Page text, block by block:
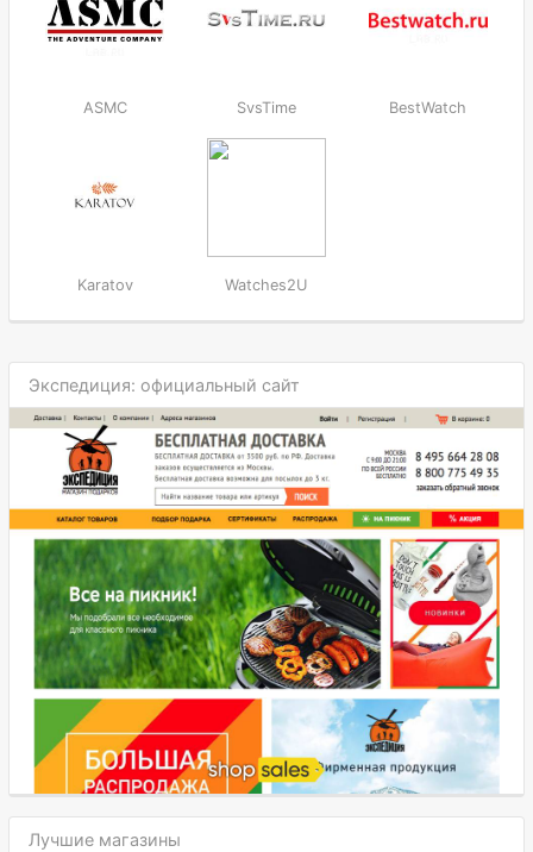
ASMC SvsTime BestWatch
Karatov Watches2U
Экспедиция: официальный сайт
Лучшие магазины